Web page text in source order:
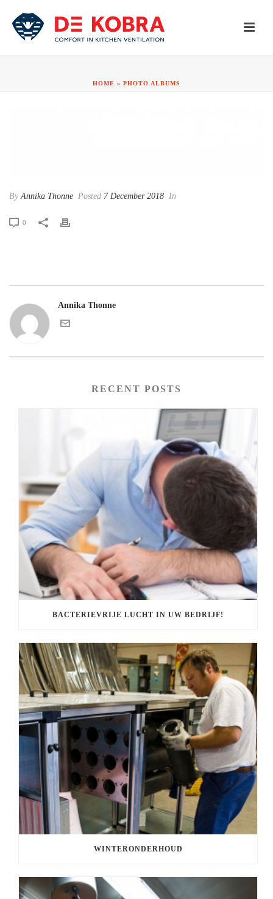
HOME » PHOTO ALBUMS
By Annika Thonne Posted 7 December 2018 In
0
Annika Thonne
RECENT POSTS
BACTERIEVRIJE LUCHT IN UW BEDRIJF!
WINTERONDERHOUD